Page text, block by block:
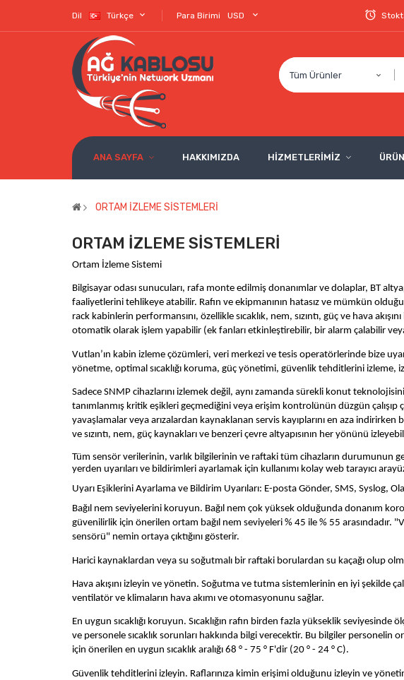
Dil Türkçe Para Birimi USD
Tüm Ürünler
ANA SAYFA HAKKIMIZDA HİZMETLERİMİZ
ORTAM İZLEME SİSTEMLERİ
ORTAM İZLEME SİSTEMLERİ
Ortam İzleme Sistemi
Bilgisayar odası sunucuları, rafa monte edilmiş donanımlar ve dolaplar, BT
faaliyetlerini tehlikeye atabilir. Rafın ve ekipmanının hatasız ve mümkün
rack kabinlerin performansını, özellikle sıcaklık, nem, sızıntı, güç ve hava
otomatik olarak işlem yapabilir (ek fanları etkinleştirebilir, bir alarm çalabilir
Vutlan’ın kabin izleme çözümleri, veri merkezi ve tesis operatörlerinde bize
yönetme, optimal sıcaklığı koruma, güç yönetimi, güvenlik tehditlerini izleme,
Sadece SNMP cihazlarını izlemek değil, aynı zamanda sürekli konut
tanımlanmış kritik eşikleri geçmediğini veya erişim kontrolünün düzgün çalışıp
yavaşlamalar veya arızalardan kaynaklanan servis kayıplarını en aza
ve sızıntı, nem, güç kaynakları ve benzeri çevre altyapısının her yönünü
Tüm sensör verilerinin, varlık bilgilerinin ve raftaki tüm cihazların durumunun
yerden uyarıları ve bildirimleri ayarlamak için kullanımı kolay web tarayıcı
Uyarı Eşiklerini Ayarlama ve Bildirim Uyarıları: E-posta Gönder, SMS, Syslog,
Bağıl nem seviyelerini koruyun. Bağıl nem çok yüksek olduğunda donanım
güvenilirlik için önerilen ortam bağıl nem seviyeleri % 45 ile % 55 arasındadır.
sensörü" nemin ortaya çıktığını gösterir.
Harici kaynaklardan veya su soğutmalı bir raftaki borulardan su kaçağı olup
Hava akışını izleyin ve yönetin. Soğutma ve tutma sistemlerinin en iyi şekilde
ventilatör ve klimaların hava akımı ve otomasyonunu sağlar.
En uygun sıcaklığı koruyun. Sıcaklığın rafın birden fazla yükseklik
ve personele sıcaklık sorunları hakkında bilgi verecektir. Bu bilgiler personelin
için önerilen en uygun sıcaklık aralığı 68 ° - 75 ° F'dir (20 ° - 24 ° C).
Güvenlik tehditlerini izleyin. Raflarınıza kimin erişimi olduğunu izleyin ve